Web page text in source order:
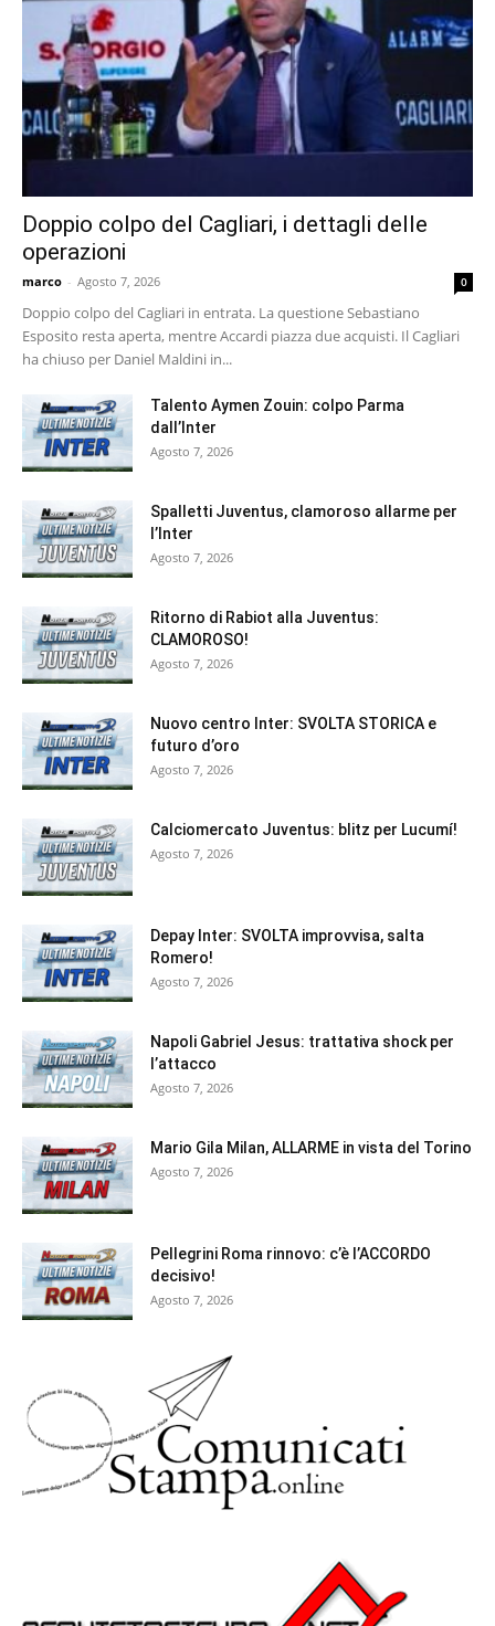
Doppio colpo del Cagliari, i dettagli delle
operazioni
marco - Agosto 7, 2026 0
Doppio colpo del Cagliari in entrata. La questione Sebastiano
Esposito resta aperta, mentre Accardi piazza due acquisti. Il Cagliari
ha chiuso per Daniel Maldini in...
Talento Aymen Zouin: colpo Parma
dall’Inter
Agosto 7, 2026
Spalletti Juventus, clamoroso allarme per
l’Inter
Agosto 7, 2026
Ritorno di Rabiot alla Juventus:
CLAMOROSO!
Agosto 7, 2026
Nuovo centro Inter: SVOLTA STORICA e
futuro d’oro
Agosto 7, 2026
Calciomercato Juventus: blitz per Lucumí!
Agosto 7, 2026
Depay Inter: SVOLTA improvvisa, salta
Romero!
Agosto 7, 2026
Napoli Gabriel Jesus: trattativa shock per
l’attacco
Agosto 7, 2026
Mario Gila Milan, ALLARME in vista del Torino
Agosto 7, 2026
Pellegrini Roma rinnovo: c’è l’ACCORDO
decisivo!
Agosto 7, 2026